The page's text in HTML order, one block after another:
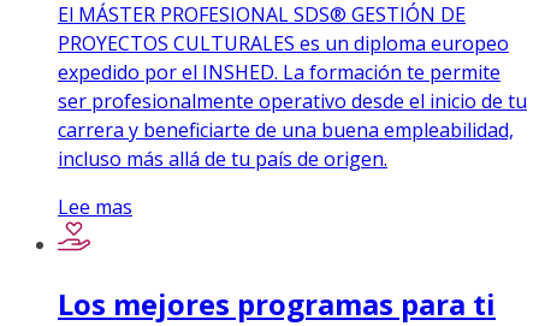
El MÁSTER PROFESIONAL SDS® GESTIÓN DE
PROYECTOS CULTURALES es un diploma europeo
expedido por el INSHED. La formación te permite
ser profesionalmente operativo desde el inicio de tu
carrera y beneficiarte de una buena empleabilidad,
incluso más allá de tu país de origen.
Lee mas
Los mejores programas para ti